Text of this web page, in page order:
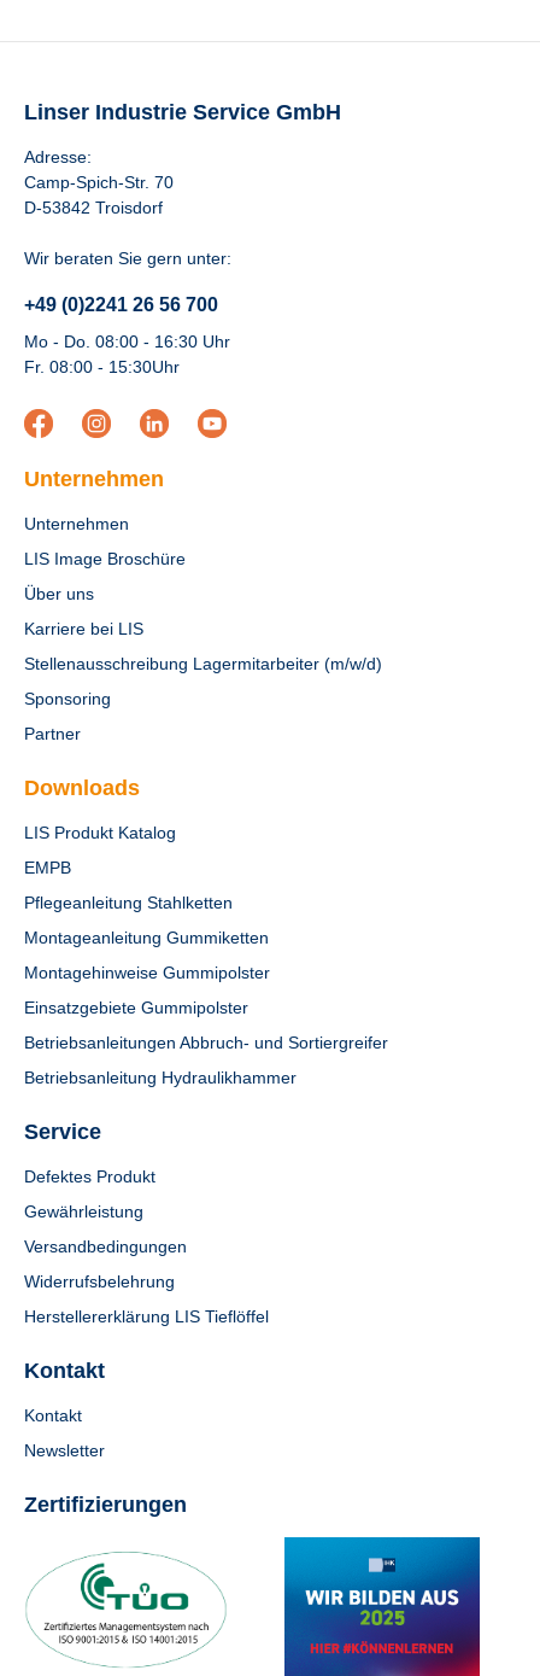
Linser Industrie Service GmbH
Adresse:
Camp-Spich-Str. 70
D-53842 Troisdorf
Wir beraten Sie gern unter:
+49 (0)2241 26 56 700
Mo - Do. 08:00 - 16:30 Uhr
Fr. 08:00 - 15:30Uhr
Unternehmen
Unternehmen
LIS Image Broschüre
Über uns
Karriere bei LIS
Stellenausschreibung Lagermitarbeiter (m/w/d)
Sponsoring
Partner
Downloads
LIS Produkt Katalog
EMPB
Pflegeanleitung Stahlketten
Montageanleitung Gummiketten
Montagehinweise Gummipolster
Einsatzgebiete Gummipolster
Betriebsanleitungen Abbruch- und Sortiergreifer
Betriebsanleitung Hydraulikhammer
Service
Defektes Produkt
Gewährleistung
Versandbedingungen
Widerrufsbelehrung
Herstellererklärung LIS Tieflöffel
Kontakt
Kontakt
Newsletter
Zertifizierungen